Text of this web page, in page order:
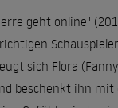
geht online"
sich Flora
beschenkt ihn